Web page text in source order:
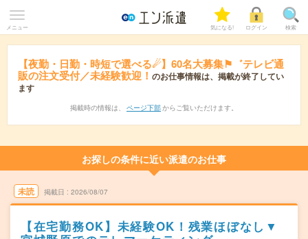
メニュー 気になる! ログイン 検索
【夜勤・日勤・時短で選べる☄】60名大募集⚑゛テレビ通
販の注文受付／未経験歓迎！ のお仕事情報は、掲載が終了してい
ます
掲載時の情報は、 ページ下部 からご覧いただけます。
お探しの条件に近い派遣のお仕事
未読 掲載日 2026/08/07
【在宅勤務OK】未経験OK！残業ほぼなし▼